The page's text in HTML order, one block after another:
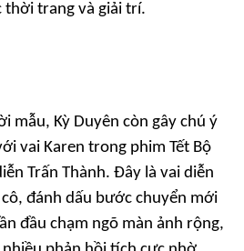
thời trang và giải trí.
mẫu, Kỳ Duyên còn gây chú ý
vai Karen trong phim Tết Bộ
Trấn Thành. Đây là vai diễn
đánh dấu bước chuyển mới
đầu chạm ngõ màn ảnh rộng,